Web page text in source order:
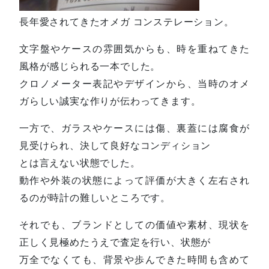
長年愛されてきたオメガ コンステレーション。
文字盤やケースの雰囲気からも、時を重ねてきた
風格が感じられる一本でした。
クロノメーター表記やデザインから、当時のオメ
ガらしい誠実な作りが伝わってきます。
一方で、ガラスやケースには傷、裏蓋には腐食が
見受けられ、決して良好なコンディション
とは言えない状態でした。
動作や外装の状態によって評価が大きく左右され
るのが時計の難しいところです。
それでも、ブランドとしての価値や素材、現状を
正しく見極めたうえで査定を行い、状態が
万全でなくても、背景や歩んできた時間も含めて